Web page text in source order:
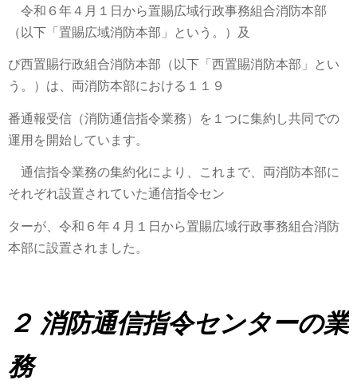
令和６年４月１日から置賜広域行政事務組合消防本部
（以下「置賜広域消防本部」という。）及
び西置賜行政組合消防本部（以下「西置賜消防本部」とい
う。）は、両消防本部における１１９
番通報受信（消防通信指令業務）を１つに集約し共同での
運用を開始しています。
通信指令業務の集約化により、これまで、両消防本部に
それぞれ設置されていた通信指令セン
ターが、 令和６年４月１日から置賜広域行政事務組合消防
本部に設置されました。
２ 消防通信指令センターの業
務